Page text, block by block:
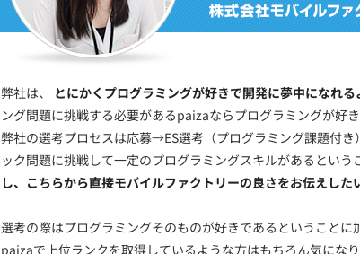
弊社は、 とにかくプログラミングが好きで開発に夢中になれ
ング問題に挑戦する必要があるpaizaならプログラミングが好
弊社の選考プロセスは応募→ES選考（プログラミング課題付
ック問題に挑戦して一定のプログラミングスキルがあるという
し、こちらから直接モバイルファクトリーの良さをお伝えした
選考の際はプログラミングそのものが好きであるということに
paizaで上位ランクを取得しているような方はもちろん気にな